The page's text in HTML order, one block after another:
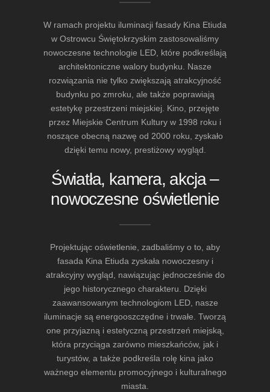
W ramach projektu iluminacji fasady Kina Etiuda
w Ostrowcu Świętokrzyskim zastosowaliśmy
nowoczesne technologie LED, które podkreślają
architektoniczne walory budynku. Nasze
rozwiązania nie tylko zwiększają atrakcyjność
budynku po zmroku, ale także poprawiają
estetykę przestrzeni miejskiej. Kino, przejęte
przez Miejskie Centrum Kultury w 1998 roku i
noszące obecną nazwę od 2000 roku, zyskało
dzięki temu nowy, prestiżowy wygląd.
Światła, kamera, akcja –
nowoczesne oświetlenie
Projektując oświetlenie, zadbaliśmy o to, aby
fasada Kina Etiuda zyskała nowoczesny i
atrakcyjny wygląd, nawiązując jednocześnie do
jego historycznego charakteru. Dzięki
zaawansowanym technologiom LED, nasze
iluminacje są energooszczędne i trwałe. Tworzą
one przyjazną i estetyczną przestrzeń miejską,
która przyciąga zarówno mieszkańców, jak i
turystów, a także podkreśla rolę kina jako
ważnego elementu promocyjnego i kulturalnego
miasta.